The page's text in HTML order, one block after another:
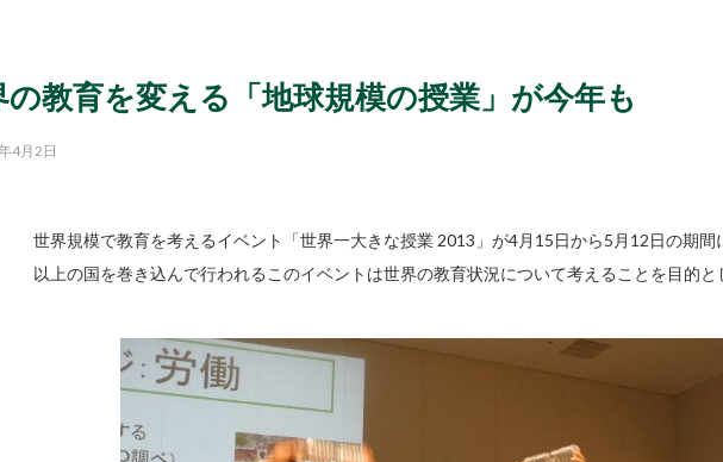
の教育を変える「地球規模の授業」が今年も
4月2日
世界規模で教育を考えるイベント「世界一大きな授業 2013」が4月15日から5月12日の期
以上の国を巻き込んで行われるこのイベントは世界の教育状況について考えることを目的と